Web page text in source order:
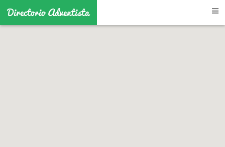
Directorio Adventista